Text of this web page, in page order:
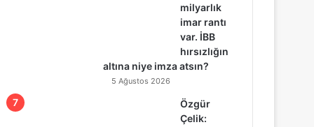
milyarlık
imar rantı
var. İBB
hırsızlığın
altına niye imza atsın?
5 Ağustos 2026
Özgür
Çelik: